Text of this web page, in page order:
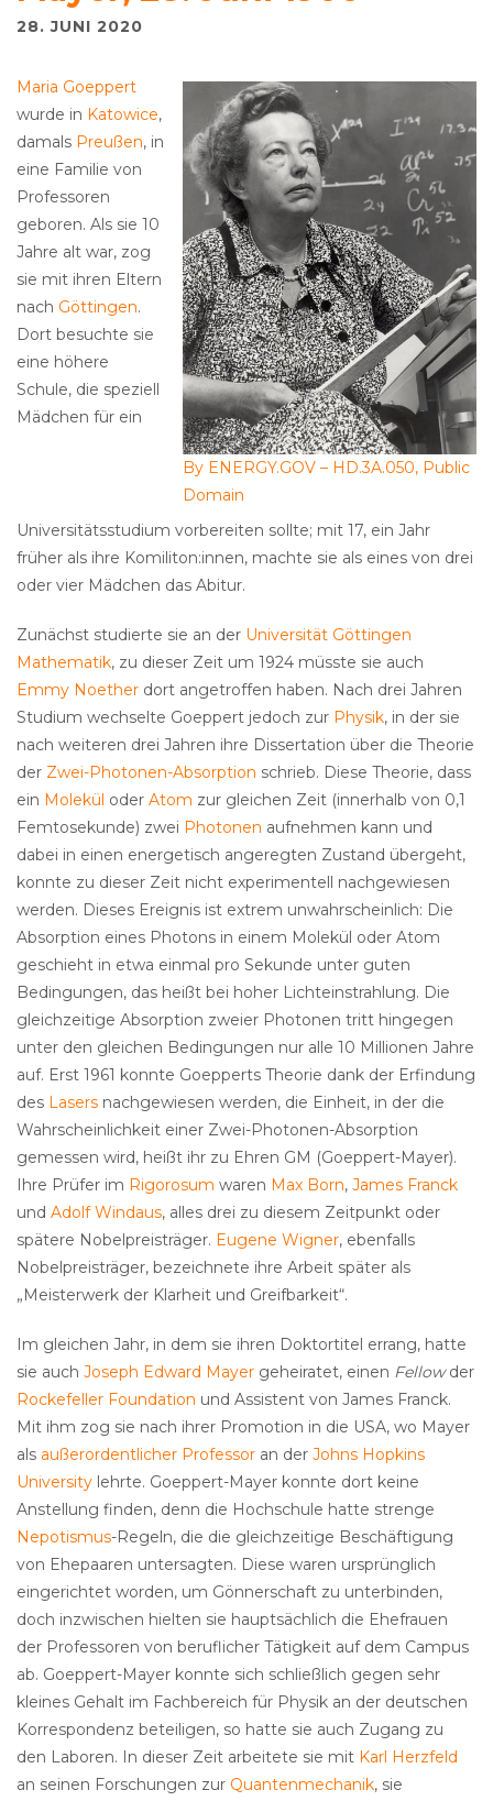
28. JUNI 2020
By ENERGY.GOV – HD.3A.050, Public
Domain
Maria Goeppert
wurde in Katowice,
damals Preußen, in
eine Familie von
Professoren
geboren. Als sie 10
Jahre alt war, zog
sie mit ihren Eltern
nach Göttingen.
Dort besuchte sie
eine höhere
Schule, die speziell
Mädchen für ein
Universitätsstudium vorbereiten sollte; mit 17, ein Jahr
früher als ihre Komiliton:innen, machte sie als eines von drei
oder vier Mädchen das Abitur.
Zunächst studierte sie an der Universität Göttingen
Mathematik, zu dieser Zeit um 1924 müsste sie auch
Emmy Noether dort angetroffen haben. Nach drei Jahren
Studium wechselte Goeppert jedoch zur Physik, in der sie
nach weiteren drei Jahren ihre Dissertation über die Theorie
der Zwei-Photonen-Absorption schrieb. Diese Theorie, dass
ein Molekül oder Atom zur gleichen Zeit (innerhalb von 0,1
Femtosekunde) zwei Photonen aufnehmen kann und
dabei in einen energetisch angeregten Zustand übergeht,
konnte zu dieser Zeit nicht experimentell nachgewiesen
werden. Dieses Ereignis ist extrem unwahrscheinlich: Die
Absorption eines Photons in einem Molekül oder Atom
geschieht in etwa einmal pro Sekunde unter guten
Bedingungen, das heißt bei hoher Lichteinstrahlung. Die
gleichzeitige Absorption zweier Photonen tritt hingegen
unter den gleichen Bedingungen nur alle 10 Millionen Jahre
auf. Erst 1961 konnte Goepperts Theorie dank der Erfindung
des Lasers nachgewiesen werden, die Einheit, in der die
Wahrscheinlichkeit einer Zwei-Photonen-Absorption
gemessen wird, heißt ihr zu Ehren GM (Goeppert-Mayer).
Ihre Prüfer im Rigorosum waren Max Born, James Franck
und Adolf Windaus, alles drei zu diesem Zeitpunkt oder
spätere Nobelpreisträger. Eugene Wigner, ebenfalls
Nobelpreisträger, bezeichnete ihre Arbeit später als
„Meisterwerk der Klarheit und Greifbarkeit“.
Im gleichen Jahr, in dem sie ihren Doktortitel errang, hatte
sie auch Joseph Edward Mayer geheiratet, einen Fellowder
Rockefeller Foundation und Assistent von James Franck.
Mit ihm zog sie nach ihrer Promotion in die USA, wo Mayer
als außerordentlicher Professor an der Johns Hopkins
University lehrte. Goeppert-Mayer konnte dort keine
Anstellung finden, denn die Hochschule hatte strenge
Nepotismus-Regeln, die die gleichzeitige Beschäftigung
von Ehepaaren untersagten. Diese waren ursprünglich
eingerichtet worden, um Gönnerschaft zu unterbinden,
doch inzwischen hielten sie hauptsächlich die Ehefrauen
der Professoren von beruflicher Tätigkeit auf dem Campus
ab. Goeppert-Mayer konnte sich schließlich gegen sehr
kleines Gehalt im Fachbereich für Physik an der deutschen
Korrespondenz beteiligen, so hatte sie auch Zugang zu
den Laboren. In dieser Zeit arbeitete sie mit Karl Herzfeld
an seinen Forschungen zur Quantenmechanik, sie